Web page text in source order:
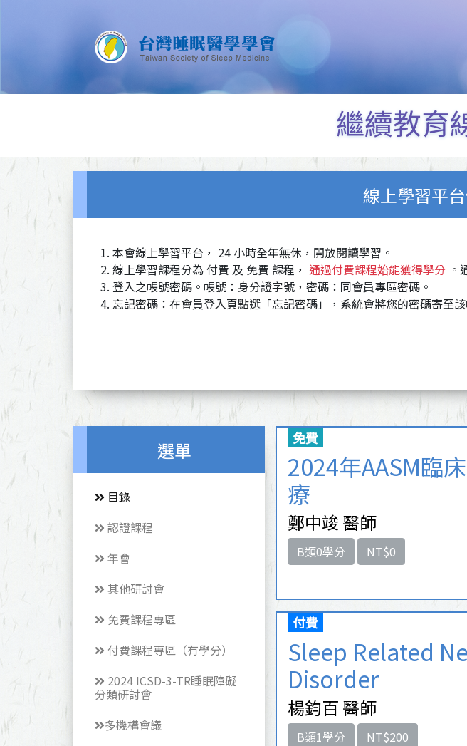
繼續教育
線上學習平
本會線上學習平台， 24 小時全年無休，開放閱讀學習。
線上學習課程分為 付費 及 免費 課程， 通過付費課程始能獲得學分 。
登入之帳號密碼。帳號：身分證字號，密碼：同會員專區密碼。
忘記密碼：在會員登入頁點選「忘記密碼」，系統會將您的密碼寄至
選單
目錄
認證課程
年會
其他研討會
免費課程專區
付費課程專區（有學分）
2024 ICSD-3-TR睡眠障礙
分類研討會
多機構會議
免費
2024年AASM臨
療
鄭中竣 醫師
B類0學分 NT$0
付費
Sleep Related
Disorder
楊鈞百 醫師
B類1學分 NT$200